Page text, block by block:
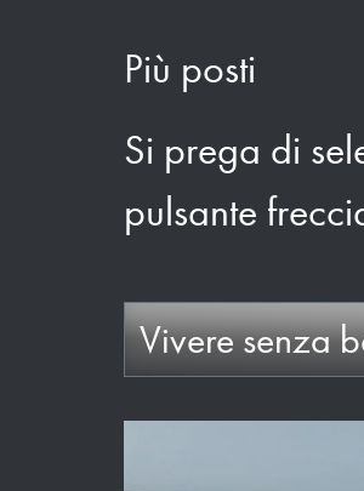
Più posti
Si prega di
pulsante
Vivere senza